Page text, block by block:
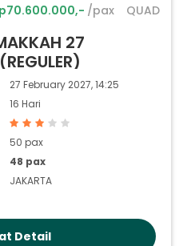
27
FEBRUARI 2027 (REGULER)
/pax QUAD
27 February 2027, 14:25
16 Hari
50 pax
48 pax
JAKARTA
Detail